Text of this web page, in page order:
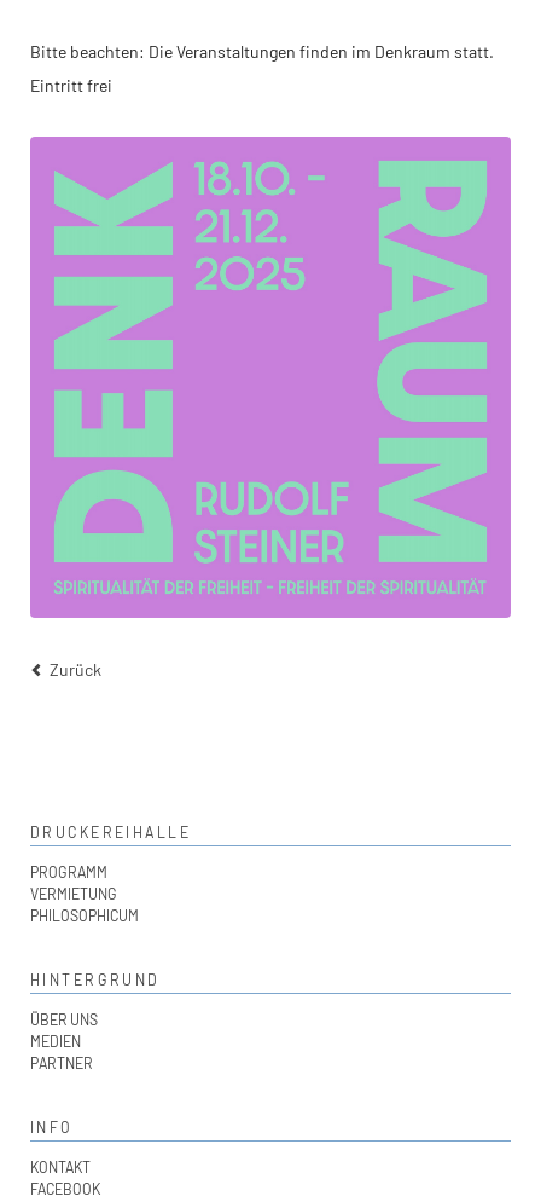
Bitte beachten: Die Veranstaltungen finden im Denkraum statt.
Eintritt frei
Zurück
DRUCKEREIHALLE
PROGRAMM
VERMIETUNG
PHILOSOPHICUM
HINTERGRUND
ÜBER UNS
MEDIEN
PARTNER
INFO
KONTAKT
FACEBOOK